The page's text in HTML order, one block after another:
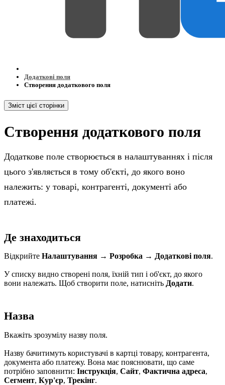
Додаткові поля
Створення додаткового поля
Зміст цієї сторінки
Створення додаткового поля
Додаткове поле створюється в налаштуваннях і після
цього з'являється в тому об'єкті, до якого воно
належить: у товарі, контрагенті, документі або
платежі.
Де знаходиться
Відкрийте Налаштування → Розробка → Додаткові поля.
У списку видно створені поля, їхній тип і об'єкт, до якого
вони належать. Щоб створити поле, натисніть Додати.
Назва
Вкажіть зрозумілу назву поля.
Назву бачитимуть користувачі в картці товару, контрагента,
документа або платежу. Вона має пояснювати, що саме
потрібно заповнити: Інструкція, Сайт, Фактична адреса,
Сегмент, Кур'єр, Трекінг.